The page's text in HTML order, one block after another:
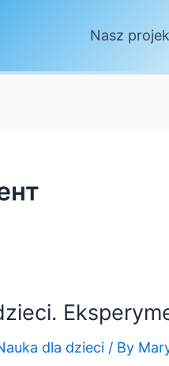
Nasz
dla dzieci / By